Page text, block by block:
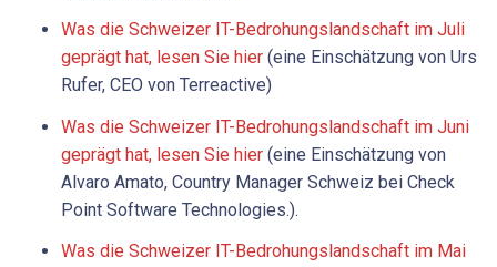
Was die Schweizer IT-Bedrohungslandschaft im Juli
geprägt hat, lesen Sie hier (eine Einschätzung von Urs
Rufer, CEO von Terreactive)
Was die Schweizer IT-Bedrohungslandschaft im Juni
geprägt hat, lesen Sie hier (eine Einschätzung von
Alvaro Amato, Country Manager Schweiz bei Check
Point Software Technologies.).
Was die Schweizer IT-Bedrohungslandschaft im Mai